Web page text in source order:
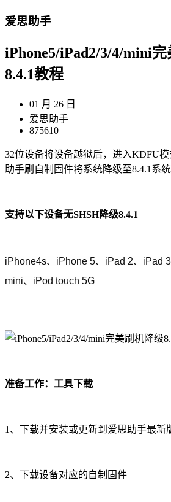
爱思助手
iPhone5/iPad2/3/4/mini
8.4.1教程
01 月 26 日
爱思助手
875610
32位设备将设备越狱后，进入KDFU
助手刷自制固件将系统降级至8.4.1系
支持以下设备无SHSH降级8.4.1
iPhone4s、iPhone 5、iPad 2、iPad
mini、iPod touch 5G
准备工作：工具下载
1、下载并安装或更新到爱思助手最新
2、下载设备对应的自制固件